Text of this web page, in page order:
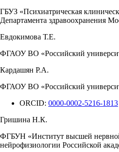
ГБУЗ «Психиатрическая
Департамента здравоохранения
Евдокимова Т.Е.
ФГАОУ ВО «Российский
Кардашян Р.А.
ФГАОУ ВО «Российский
ORCID: 0000-0002-5216-1813
Гришина Н.К.
ФГБУН «Институт высшей
нейрофизиологии Российской